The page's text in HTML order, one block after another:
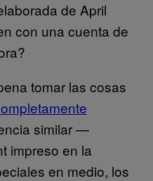
de April
con una cuenta de
tomar las cosas
similar—
impreso en la
en medio, los